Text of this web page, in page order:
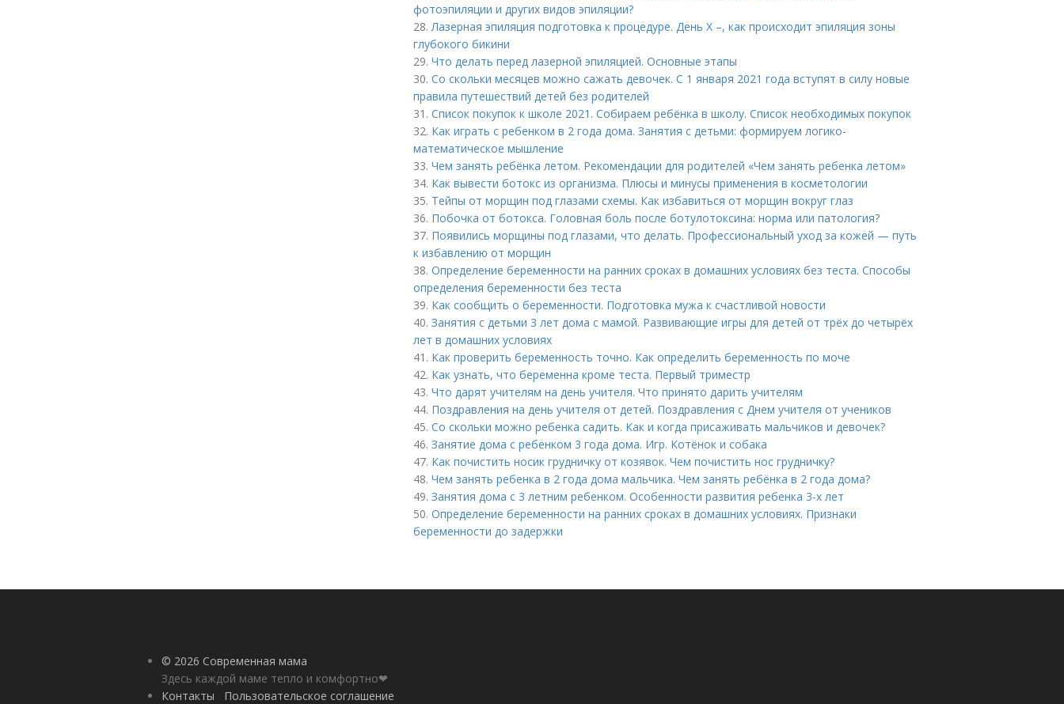
фотоэпиляции и других видов эпиляции?
28.Лазерная эпиляция подготовка к процедуре. День Х –, как происходит эпиляция зоны
глубокого бикини
29. Что делать перед лазерной эпиляцией. Основные этапы
30. Со скольки месяцев можно сажать девочек. С 1 января 2021 года вступят в силу новые
правила путешествий детей без родителей
31. Список покупок к школе 2021. Собираем ребёнка в школу. Список необходимых покупок
32. Как играть с ребенком в 2 года дома. Занятия с детьми: формируем логико-
математическое мышление
33. Чем занять ребёнка летом. Рекомендации для родителей «Чем занять ребенка летом»
34. Как вывести ботокс из организма. Плюсы и минусы применения в косметологии
35. Тейпы от морщин под глазами схемы. Как избавиться от морщин вокруг глаз
36. Побочка от ботокса. Головная боль после ботулотоксина: норма или патология?
37. Появились морщины под глазами, что делать. Профессиональный уход за кожей — путь
к избавлению от морщин
38. Определение беременности на ранних сроках в домашних условиях без теста. Способы
определения беременности без теста
39. Как сообщить о беременности. Подготовка мужа к счастливой новости
40. Занятия с детьми 3 лет дома с мамой. Развивающие игры для детей от трёх до четырёх
лет в домашних условиях
41. Как проверить беременность точно. Как определить беременность по моче
42. Как узнать, что беременна кроме теста. Первый триместр
43. Что дарят учителям на день учителя. Что принято дарить учителям
44. Поздравления на день учителя от детей. Поздравления с Днем учителя от учеников
45. Со скольки можно ребенка садить. Как и когда присаживать мальчиков и девочек?
46. Занятие дома с ребенком 3 года дома. Игр. Котёнок и собака
47. Как почистить носик грудничку от козявок. Чем почистить нос грудничку?
48. Чем занять ребенка в 2 года дома мальчика. Чем занять ребёнка в 2 года дома?
49. Занятия дома с 3 летним ребенком. Особенности развития ребенка 3-х лет
50. Определение беременности на ранних сроках в домашних условиях. Признаки
беременности до задержки
© 2026 Современная мама
Здесь каждой маме тепло и комфортно❤
Контакты
Пользовательское соглашение